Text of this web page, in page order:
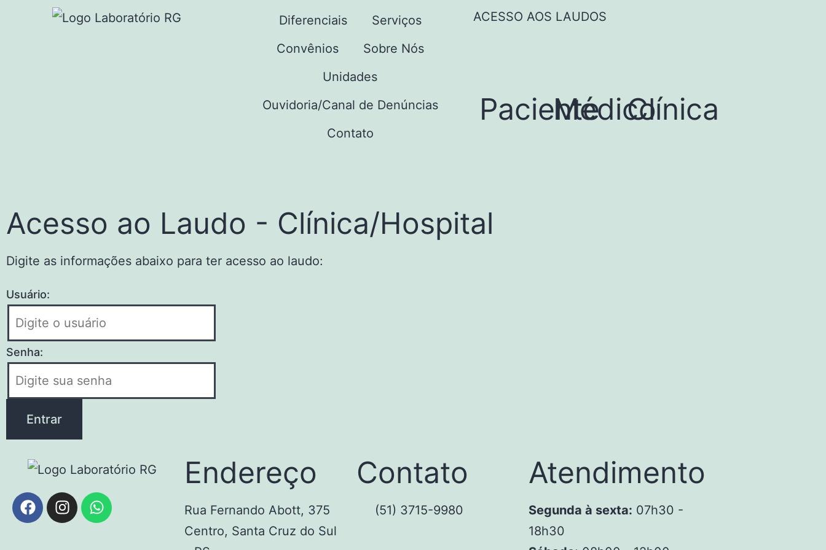
Diferenciais
Serviços
Convênios
Sobre Nós
Unidades
Ouvidoria/Canal de Denúncias
Contato
ACESSO AOS LAUDOS
PacienteMédicoClínica
Acesso ao Laudo - Clínica/Hospital
Digite as informações abaixo para ter acesso ao laudo:
Usuário:
Senha:
Endereço
Rua Fernando Abott, 375
Centro, Santa Cruz do Sul
Contato
(51) 3715-9980
Atendimento
Segunda à sexta: 07h30 -
18h30